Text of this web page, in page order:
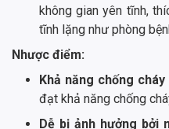
không gian yên tĩnh,
tĩnh lặng như phòng
Nhược điểm:
Khả năng chống
đạt khả năng chống
Dễ bị ảnh hưởng bởi